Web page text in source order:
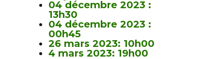
04 décembre 2023 :
13h30
04 décembre 2023 :
00h45
26 mars 2023: 10h00
4 mars 2023: 19h00